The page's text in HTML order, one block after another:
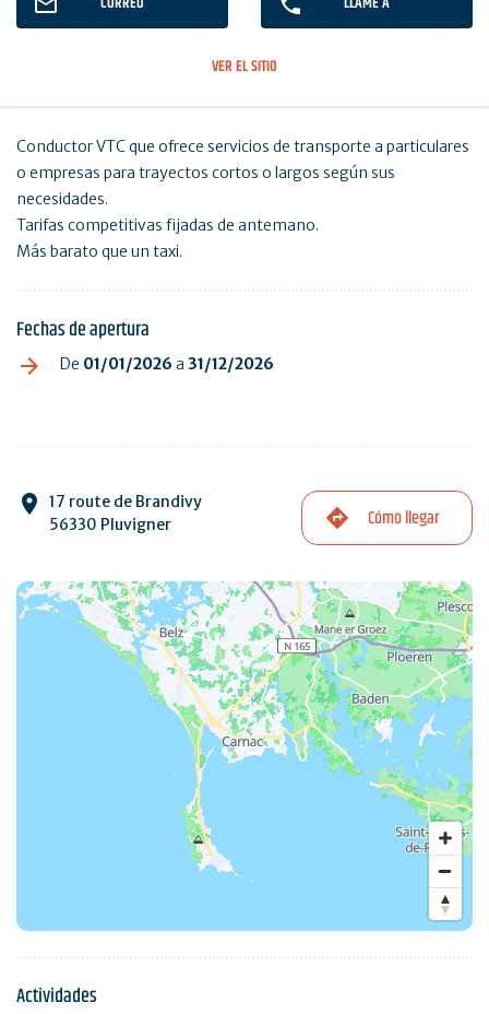
VER EL SITIO
Conductor VTC que ofrece servicios de transporte a particulares
o empresas para trayectos cortos o largos según sus
necesidades.
Tarifas competitivas fijadas de antemano.
Más barato que un taxi.
Fechas de apertura
De 01/01/2026 a 31/12/2026
17 route de Brandivy
56330 Pluvigner
Cómo llegar
Actividades